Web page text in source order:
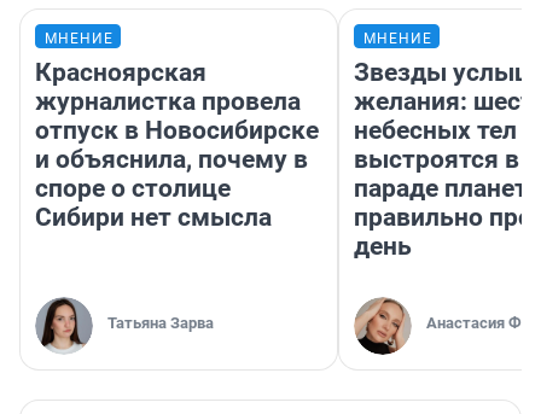
МНЕНИЕ
Красноярская
журналистка провела
отпуск в Новосибирске
и объяснила, почему в
споре о столице
Сибири нет смысла
Татьяна Зарва
МНЕНИЕ
Звезды
желания:
небесных тел
выстроятся в
параде планет
правильно
день
Анастасия